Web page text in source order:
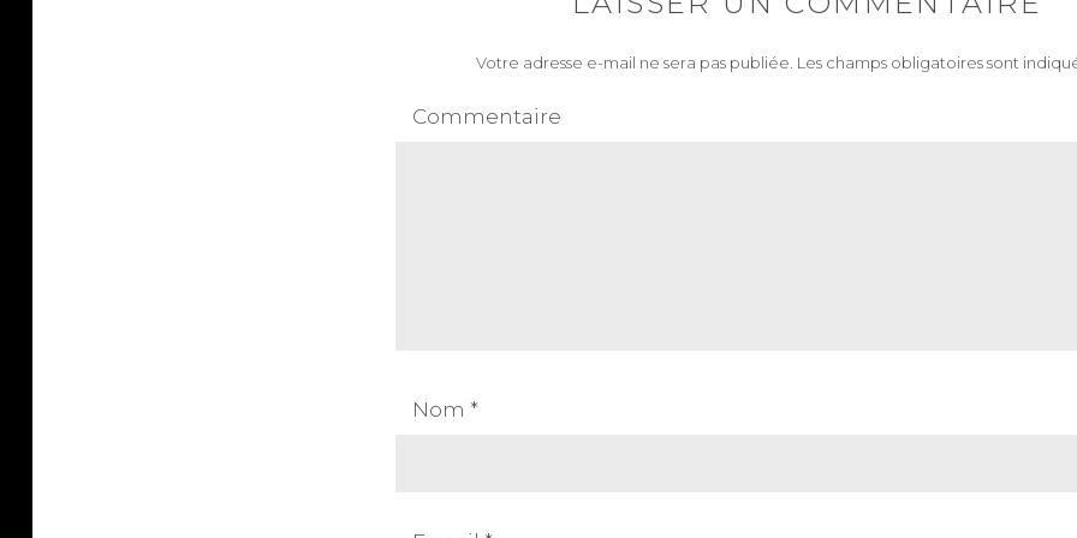
Votre adresse e-mail ne sera pas publiée. Les champs obligatoires sont
Commentaire
Nom *